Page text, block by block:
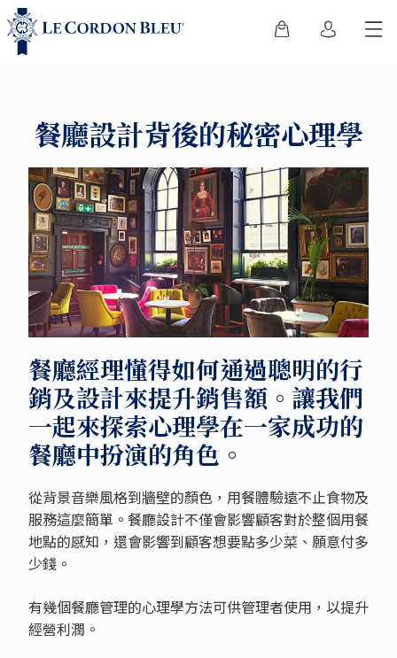
餐廳設計背後的秘密心理學
餐廳經理懂得如何通過聰明的行
銷及設計來提升銷售額。讓我們
一起來探索心理學在一家成功的
餐廳中扮演的角色。
從背景音樂風格到牆壁的顏色，用餐體驗遠不止食物及
服務這麼簡單。餐廳設計不僅會影響顧客對於整個用餐
地點的感知，還會影響到顧客想要點多少菜、願意付多
少錢。
有幾個餐廳管理的心理學方法可供管理者使用，以提升
經營利潤。